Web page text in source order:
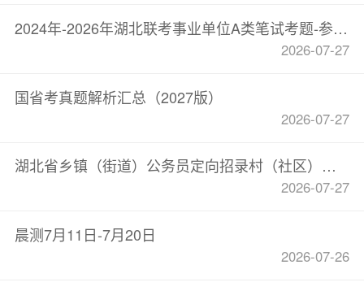
2024年-2026年湖北联考事业单位A类笔试考题-参考答案与解析（高校辅导员学员专用）
2026-07-27
国省考真题解析汇总（2027版）
2026-07-27
湖北省乡镇（街道）公务员定向招录村（社区）干部笔试过过关宝典6.0-下册参考答案与解析
2026-07-27
晨测7月11日-7月20日
2026-07-26